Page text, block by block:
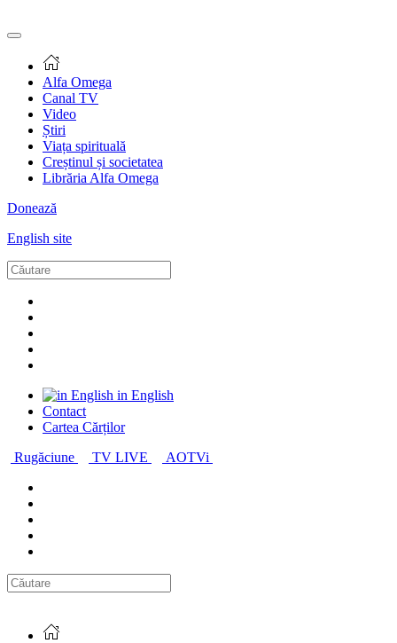
Alfa Omega
Canal TV
Video
Știri
Viața spirituală
Creștinul și societatea
Librăria Alfa Omega
Donează
English site
in English
Contact
Cartea Cărților
Rugăciune
TV LIVE AOTVi